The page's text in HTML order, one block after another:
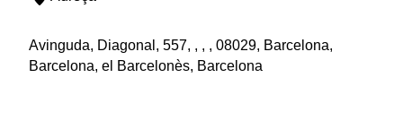
Avinguda, Diagonal, 557, , , , 08029, Barcelona,
Barcelona, el Barcelonès, Barcelona